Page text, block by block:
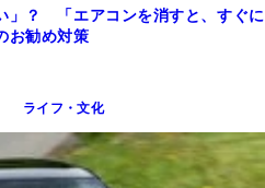
」？ 「エアコンを消すと、すぐに
お勧め対策
ライフ・文化